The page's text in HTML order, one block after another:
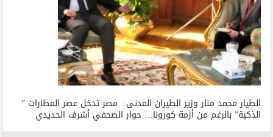
الطيار محمد منار وزير الطيران المدنى: مصر تدخل عصر المطارات ”
الذكية” بالرغم من أزمة كورونا… حوار الصحفي أشرف الحديدي